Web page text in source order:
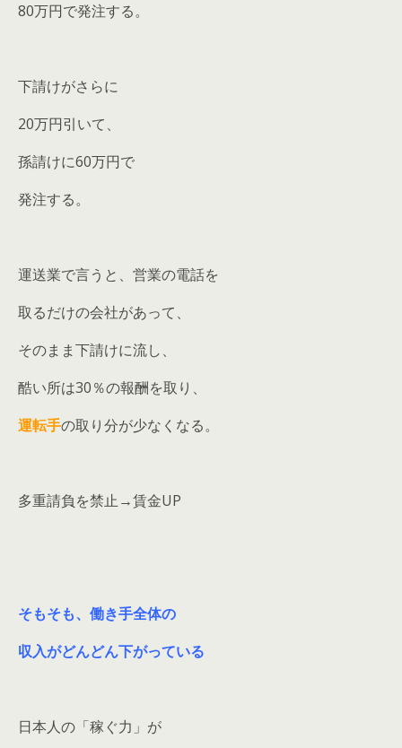
80万円で発注する。
下請けがさらに
20万円引いて、
孫請けに60万円で
発注する。
運送業で言うと、営業の電話を
取るだけの会社があって、
そのまま下請けに流し、
酷い所は30％の報酬を取り、
運転手の取り分が少なくなる。
多重請負を禁止→賃金UP
そもそも、働き手全体の
収入がどんどん下がっている
日本人の「稼ぐ力」が